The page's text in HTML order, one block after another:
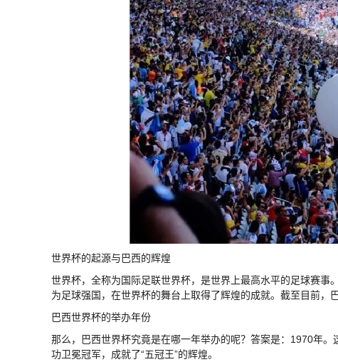
世界杯的起源与巴西的辉煌
世界杯，全称为国际足联世界杯，是世界上最高水平的足球赛
为足球强国，在世界杯的舞台上取得了辉煌的成就。截至目前，
巴西世界杯的举办年份
那么，巴西世界杯究竟是在哪一年举办的呢？答案是：1970年
功卫冕冠军，成就了“五冠王”的辉煌。